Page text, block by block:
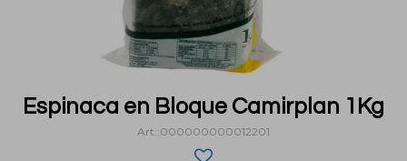
Espinaca en Bloque Camirplan 1Kg
000000000012201